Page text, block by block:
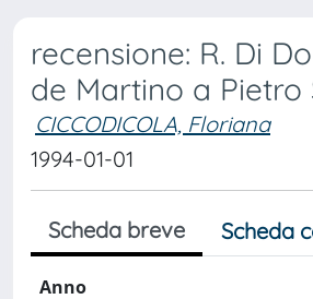
recensione: R. Di
de Martino a Pietro
CICCODICOLA, Floriana
1994-01-01
Scheda breve Scheda
Anno